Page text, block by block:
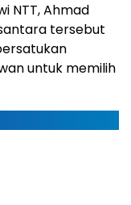
NTT, Ahmad
tersebut
untuk memilih